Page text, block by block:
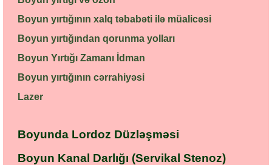
Boyun yırtığının xalq təbabəti ilə müalicəsi
Boyun yırtığından qorunma yolları
Boyun Yırtığı Zamanı İdman
Boyun yırtığının cərrahiyəsi
Lazer
Boyunda Lordoz Düzləşməsi
Boyun Kanal Darlığı (Servikal Stenoz)